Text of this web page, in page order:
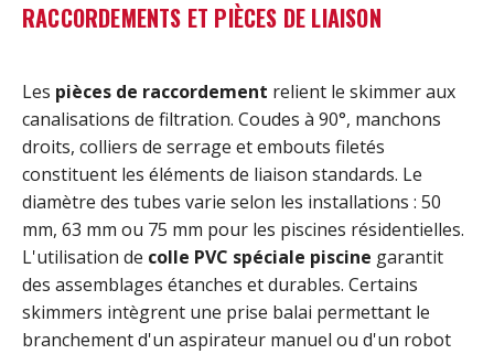
RACCORDEMENTS ET PIÈCES DE LIAISON
Les pièces de raccordement relient le skimmer aux
canalisations de filtration. Coudes à 90°, manchons
droits, colliers de serrage et embouts filetés
constituent les éléments de liaison standards. Le
diamètre des tubes varie selon les installations : 50
mm, 63 mm ou 75 mm pour les piscines résidentielles.
L'utilisation de colle PVC spéciale piscine garantit
des assemblages étanches et durables. Certains
skimmers intègrent une prise balai permettant le
branchement d'un aspirateur manuel ou d'un robot